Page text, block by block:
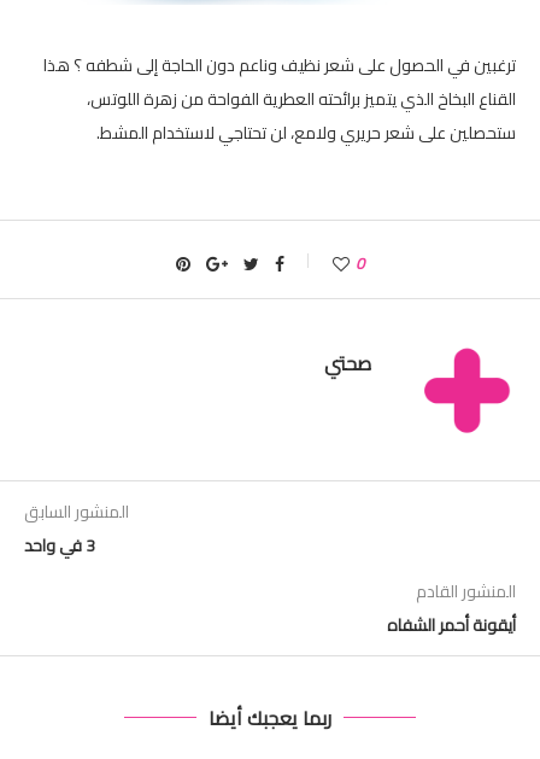
ترغبين في الحصول على شعر نظيف وناعم دون الحاجة إلى شطفه ؟ هذا
القناع البخاخ الذي يتميز برائحته العطرية الفواحة من زهرة اللوتس،
ستحصلين على شعر حريري ولامع، لن تحتاجي لاستخدام المشط.
0
صحتي
المنشور السابق
3 في واحد
المنشور القادم
أيقونة أحمر الشفاه
ربما يعجبك أيضا